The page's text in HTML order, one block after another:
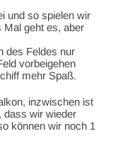
und so spielen wir
geht es, aber
des Feldes nur
vorbeigehen
mehr Spaß.
inzwischen ist
dass wir wieder
können wir noch 1